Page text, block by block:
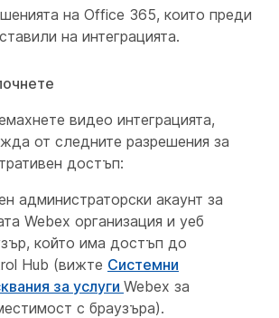
на Office 365, които преди
на интеграцията.
видео интеграцията,
от следните разрешения за
достъп:
администраторски акаунт за
Webex организация и уеб
който има достъп до
Hub (вижте Системни
за услуги Webex за
с браузъра).